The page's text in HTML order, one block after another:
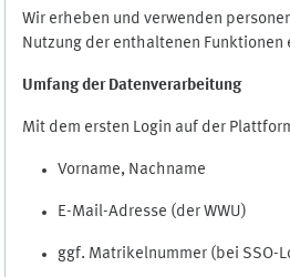
Wir erheben und verwenden
Nutzung der enthaltenen
Umfang der Datenverarbeitung
Mit dem ersten Login auf der
Vorname, Nachname
E-Mail-Adresse (der WWU)
ggf. Matrikelnummer (bei SSO-